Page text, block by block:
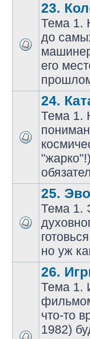
23.
Тема 1.
до
его
24.
Тема 1.
25.
Тема 1.
но уж
26.
Тема 1.
что-то
1982)